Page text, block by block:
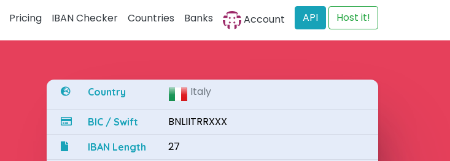
Pricing IBAN Checker Countries Banks Account API Host it!
Country Italy
BIC / Swift BNLIITRRXXX
IBAN Length 27